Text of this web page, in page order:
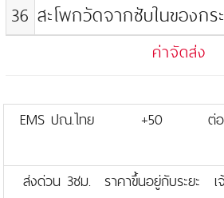
36 สะโพกวัดจากซับในของก
ค่าจัดส่ง
EMS ปณ.ไทย +50
ต่
ส่งด่วน 3ชม.
ราคาขึ้นอยู่กับระยะ